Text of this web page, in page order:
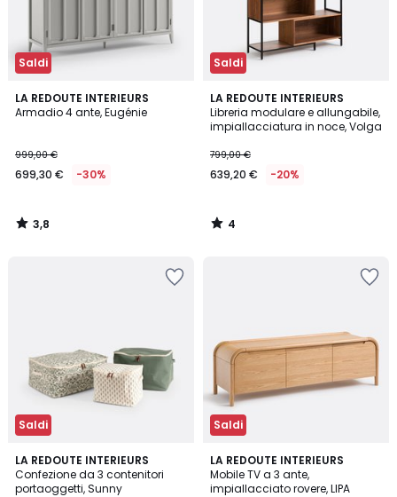
Saldi
LA REDOUTE INTERIEURS
Armadio 4 ante, Eugénie
999,00 €
699,30 € -30%
3,8
/ 5
3,8
/
Saldi
LA REDOUTE INTERIEURS
Libreria modulare e allungabile,
impiallacciatura in noce, Volga
799,00 €
639,20 € -20%
4
/
5
4
/
Saldi
LA REDOUTE INTERIEURS
Confezione da 3 contenitori
portaoggetti, Sunny
4,6
/ 5
Saldi
LA REDOUTE INTERIEURS
Mobile TV a 3 ante,
impiallacciato rovere, LIPA